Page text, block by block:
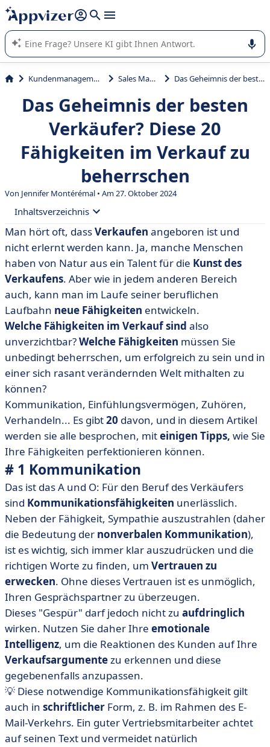
beantworten (mehrere Zeilen mit
Die KI von Appvizer führt Sie bei der Nutzung oder Auswahl
von SaaS-Software in Unternehmen.
Kundenmanagement und Vertrieb Sales Management Das Geheimnis der besten Verkäufer? Diese 20 Fähigkeiten im Verkauf zu beherrschen
Das Geheimnis der besten
Verkäufer? Diese 20
Fähigkeiten im Verkauf zu
beherrschen
Von Jennifer Montérémal • Am 27. Oktober 2024
Inhaltsverzeichnis
• # 1 Kommunikation
• # 2 Einfühlungsvermögen
• #3 Produktwissen
• #4 Aktives Zuhören
• # 5 Anpassungsfähigkeit
• # 6 Die Verhandlung
• #7 Die Selbstüberwindung
• #8 Die Fähigkeit, gut zu präsentieren
• # 9 Neugierde
• # 10 Resilienz
• # 11 Geduld
• #12 Sinn für Organisation
• # 13 Zeitmanagement
• #14 Die Initiative ergreifen
• # 15 Die Lösung von Konflikten
• # 16 Der Umgang mit Stress
• # 17 Teamgeist
• # 18 Networking
• #19 Beherrschung der technischen Hilfsmittel
• #20 Die Kundenbetreuung
• Wie können Sie Ihre Verkaufsfähigkeiten verbessern?
Unsere drei Tipps
• Was ist bei den Fähigkeiten eines guten Verkäufers zu
beachten?
Man hört oft, dassVerkaufen angeboren ist und
nicht erlernt werden kann. Ja, manche Menschen
haben von Natur aus ein Talent für die Kunst des
Verkaufens. Aber wie in jedem anderen Bereich
auch, kann man im Laufe seiner beruflichen
Laufbahn neue Fähigkeiten entwickeln.
Welche Fähigkeiten im Verkauf sind also
unverzichtbar?Welche Fähigkeiten müssen Sie
unbedingt beherrschen, um erfolgreich zu sein und in
einer sich rasant verändernden Welt mithalten zu
können?
Kommunikation, Einfühlungsvermögen, Zuhören,
Verhandeln... Es gibt20 davon, und in diesem Artikel
werden sie alle besprochen, miteinigen Tipps, wie Sie
Ihre Fähigkeiten perfektionieren können.
# 1 Kommunikation
Das ist das A und O: Für den Beruf des Verkäufers
sind Kommunikationsfähigkeiten unerlässlich.
Neben der Fähigkeit, Sympathie auszustrahlen (daher
die Bedeutung der nonverbalen Kommunikation),
ist es wichtig, sich immer klar auszudrücken und die
richtigen Worte zu finden, um Vertrauen zu
erwecken. Ohne dieses Vertrauen ist es unmöglich,
Ihren Gesprächspartner zu überzeugen.
Dieses "Gespür" darf jedoch nicht zu aufdringlich
wirken. Nutzen Sie daher Ihre emotionale
Intelligenz, um die Reaktionen des Kunden auf Ihre
Verkaufsargumentezu erkennen und diese
gegebenenfalls anzupassen.
💡 Diese notwendige Kommunikationsfähigkeit gilt
auch in schriftlicher Form, z. B. im Rahmen des E-
Mail-Verkehrs. Ein guter Vertriebsmitarbeiter achtet
auf seinen Text und vermeidet natürlich